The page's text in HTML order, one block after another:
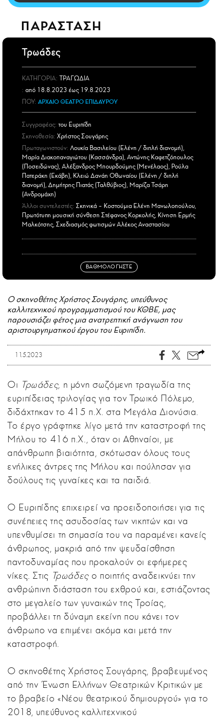
CITY GUIDE
ΑΜΠΑ
PRINT
ΠΑΡΑΣΤΑΣΗ
Τρωάδες
ΚΑΤΗΓΟΡΙΑ: ΤΡΑΓΩΔΙΑ
: από 18.8.2023 έως 19.8.2023
ΠΟΥ: ΑΡΧΑΙΟ ΘΕΑΤΡΟ ΕΠΙΔΑΥΡΟΥ
Συγγραφέας: του Ευριπίδη
Σκηνοθεσία: Χρήστος Σουγάρης
Πρωταγωνιστούν: Λουκία Βασιλείου (Ελένη / διπλή διανομή),
Μαρία Διακοπαναγιώτου (Κασσάνδρα), Αντώνης Καφετζόπουλος
(Ποσειδώνας), Αλέξανδρος Μπουρδούμης (Μενέλαος), Ρούλα
Πατεράκη (Εκάβη), Κλειώ Δανάη Οθωναίου (Ελένη / διπλή
διανομή), Δημήτρης Πιατάς (Ταλθύβιος), Μαρίζα Τσάρη
(Ανδρομάχη)
Άλλοι συντελεστές: Σκηνικά – Κοστούμια Ελένη Μανωλοπούλου,
Πρωτότυπη μουσική σύνθεση Στέφανος Κορκολής, Κίνηση Ερμής
Μαλκότσης, Σχεδιασμός φωτισμών Αλέκος Αναστασίου
ΒΑΘΜΟΛΟΓΗΣΤΕ
Ο σκηνοθέτης Χρήστος Σουγάρης, υπεύθυνος
καλλιτεχνικού προγραμματισμού του ΚΘΒΕ, μας
παρουσιάζει φέτος μια ανατρεπτική ανάγνωση του
αριστουργηματικού έργου του Ευριπίδη.
11.5.2023
Οι Τρωάδες, η μόνη σωζόμενη τραγωδία της
ευριπίδειας τριλογίας για τον Τρωικό Πόλεμο,
διδάχτηκαν το 415 π.Χ. στα Μεγάλα Διονύσια.
Το έργο γράφτηκε λίγο μετά την καταστροφή της
Μήλου το 416 π.Χ., όταν οι Αθηναίοι, με
απάνθρωπη βιαιότητα, σκότωσαν όλους τους
ενήλικες άντρες της Μήλου και πούλησαν για
δούλους τις γυναίκες και τα παιδιά.
Ο Ευριπίδης επιχειρεί να προειδοποιήσει για τις
συνέπειες της ασυδοσίας των νικητών και να
υπενθυμίσει τη σημασία του να παραμένει κανείς
άνθρωπος, μακριά από την ψευδαίσθηση
παντοδυναμίας που προκαλούν οι εφήμερες
νίκες. Στις Τρωάδεςο ποιητής αναδεικνύει την
ανθρώπινη διάσταση του εχθρού και, εστιάζοντας
στο μεγαλείο των γυναικών της Τροίας,
προβάλλει τη δύναμη εκείνη που κάνει τον
άνθρωπο να επιμένει ακόμα και μετά την
καταστροφή.
Ο σκηνοθέτης Χρήστος Σουγάρης, βραβευμένος
από την Ένωση Ελλήνων Θεατρικών Κριτικών με
το βραβείο «Νέου θεατρικού δημιουργού» για το
2018, υπεύθυνος καλλιτεχνικού